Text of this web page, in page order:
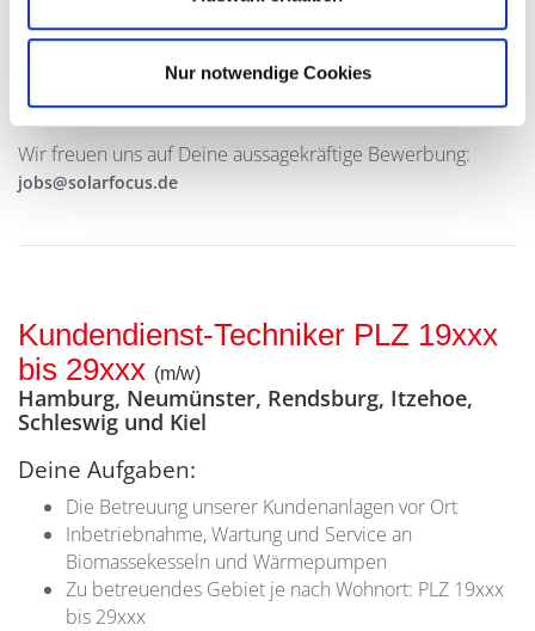
Nur notwendige Cookies
Fahrten zum Einsatzort sind Arbeitszeiten
Das Monatseinkommen legen wir mit Ihnen
entsprechend Ihrer Qualifikation und
Berufserfahrung fest.
Wir freuen uns auf Deine aussagekräftige Bewerbung:
jobs@solarfocus.de
Kundendienst-Techniker PLZ 19xxx
bis 29xxx (m/w)
Hamburg, Neumünster, Rendsburg, Itzehoe,
Schleswig und Kiel
Deine Aufgaben:
Die Betreuung unserer Kundenanlagen vor Ort
Inbetriebnahme, Wartung und Service an
Biomassekesseln und Wärmepumpen
Zu betreuendes Gebiet je nach Wohnort: PLZ 19xxx
bis 29xxx